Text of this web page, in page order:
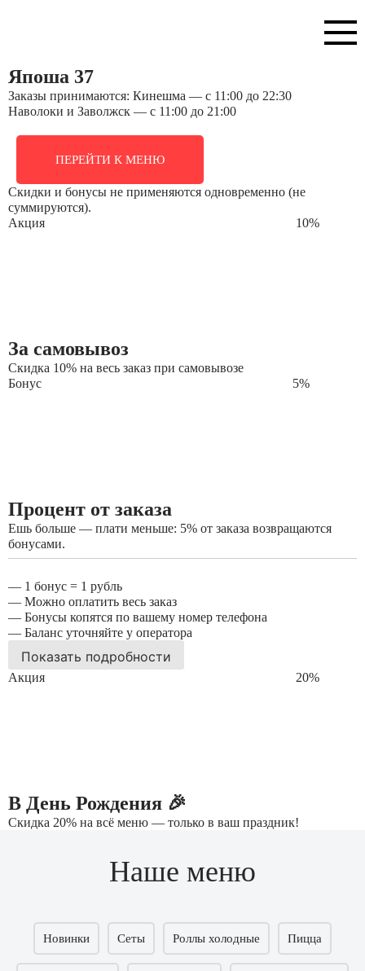
Япоша 37
Заказы принимаются: Кинешма — с 11:00 до 22:30
Наволоки и Заволжск — с 11:00 до 21:00
ПЕРЕЙТИ К МЕНЮ
Скидки и бонусы не применяются одновременно (не
суммируются).
Акция
10%
За самовывоз
Скидка 10% на весь заказ при самовывозе
Бонус
5%
Процент от заказа
Ешь больше — плати меньше: 5% от заказа возвращаются
бонусами.
— 1 бонус = 1 рубль
— Можно оплатить весь заказ
— Бонусы копятся по вашему номер телефона
— Баланс уточняйте у оператора
Показать подробности
Акция 20%
В День Рождения 🎉
Скидка 20% на всё меню — только в ваш праздник!
Наше меню
Новинки Сеты Роллы холодные Пицца